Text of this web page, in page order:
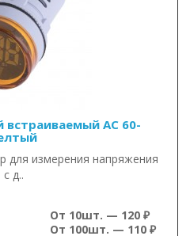
AC 60-
для измерения напряжения
д..
От 10шт. — 120 ₽
От 100шт. — 110 ₽